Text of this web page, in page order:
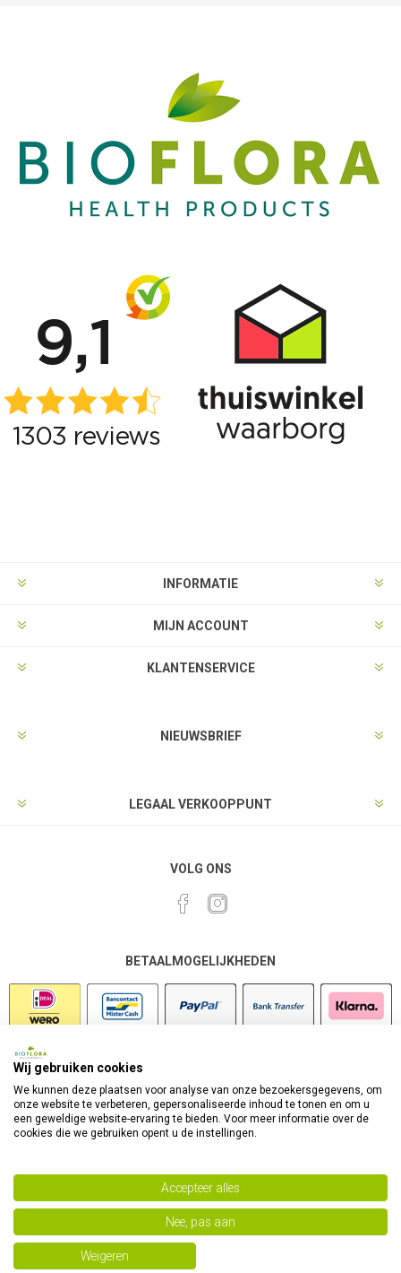
INFORMATIE
MIJN ACCOUNT
KLANTENSERVICE
NIEUWSBRIEF
LEGAAL VERKOOPPUNT
VOLG ONS
BETAALMOGELIJKHEDEN
Powered bynopCommerce
Copyright 2026 Bioflora Health Products. Alle rechten
Wij gebruiken cookies
We kunnen deze plaatsen voor analyse van onze bezoekersgegevens, om
onze website te verbeteren, gepersonaliseerde inhoud te tonen en om u
een geweldige website-ervaring te bieden. Voor meer informatie over de
cookies die we gebruiken opent u de instellingen.
Accepteer alles
Nee, pas aan
Weigeren